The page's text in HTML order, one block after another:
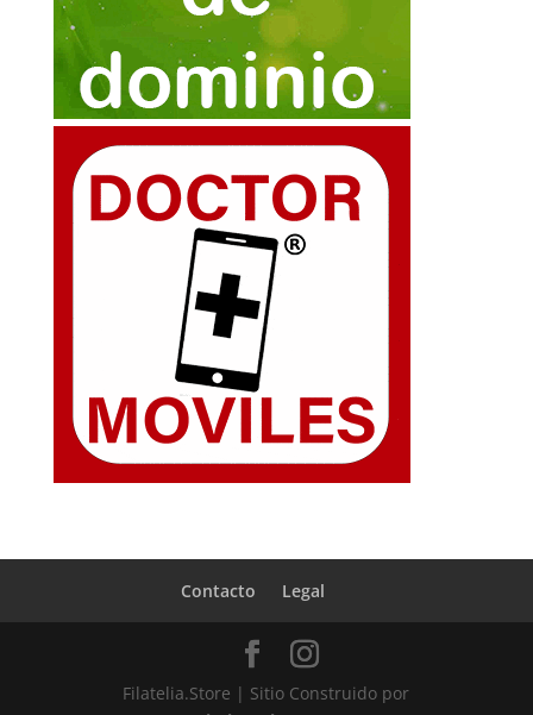
Contacto Legal
Filatelia.Store | Sitio Construido por